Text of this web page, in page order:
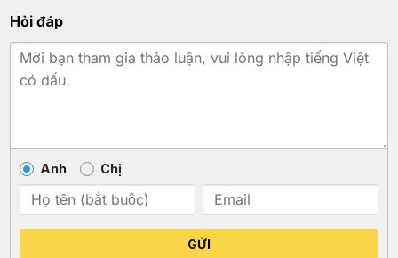
Hỏi đáp
Anh Chị
GỬI